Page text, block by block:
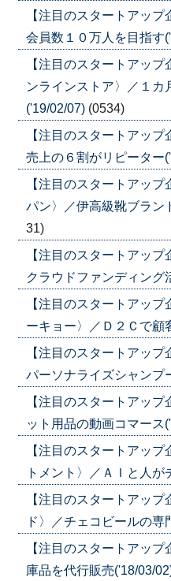
【注目のスタートアッ
会員数１０万人を目指す
【注目のスタートアッ
ンラインストア〉／１カ
('19/02/07) (0534)
【注目のスタートアッ
売上の６割がリピーター
【注目のスタートアッ
パン〉／伊高級靴ブラン
31)
【注目のスタートアッ
クラウドファンディング
【注目のスタートアッ
ーキョー〉／Ｄ２Ｃで顧
【注目のスタートアッ
パーソナライズシャンプ
【注目のスタートアッ
ット用品の動画コマース
【注目のスタートアッ
トメント〉／ＡＩと人
【注目のスタートアッ
ド〉／チェコビールの専
【注目のスタートアッ
庫品を代行販売('18/03/